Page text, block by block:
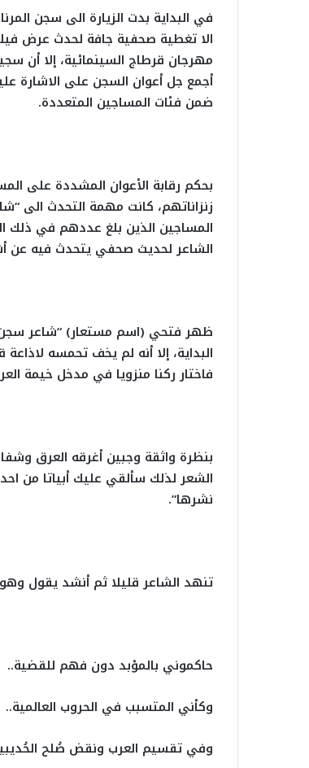
في البداية بدت الزيارة الى سجن
الا تغطية صحفية جافة لحدث عرض
مهرجان قرطاج السينمائية، إلا أن
أجمع جل أعوان السجن على الاشارة
ضمن فئات المساجين المتعددة.
بحكم رقابة الأعوان المشددة على
زنزاناتهم، كانت مهمة التحدث الى
الشاعر لحديث صحفي يتحدث فيه عن
ظهر فتحي (اسم مستعار) “شاعر سجن”
البداية، إلا أنه لم يخف تحمسه
فاختار ركنا منزويا في مدخل خيمة
بنظرة واثقة وجبين أغرقه العرق
الشعر لذلك سألقي عليك أبياتا من
نشرها”.
تنهد الشاعر قليلا ثم أنشد يقول
حاكموني بالمؤبد دون فهم للقضية..
وكأني المتسبب في الحروب العالمية..
وفي تقسيم العرب ونقض صُلح